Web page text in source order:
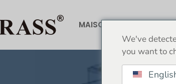
MAISON
We've
you want to